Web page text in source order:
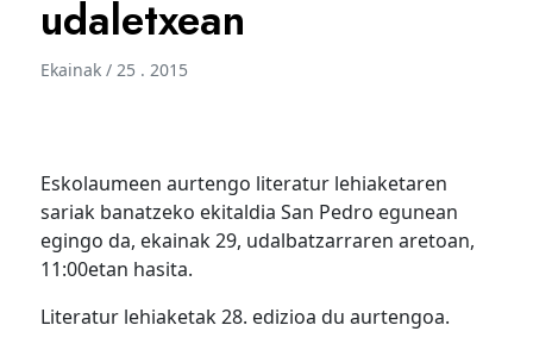
udaletxean
Ekainak / 25 . 2015
Eskolaumeen aurtengo literatur lehiaketaren
sariak banatzeko ekitaldia San Pedro egunean
egingo da, ekainak 29, udalbatzarraren aretoan,
11:00etan hasita.
Literatur lehiaketak 28. edizioa du aurtengoa.